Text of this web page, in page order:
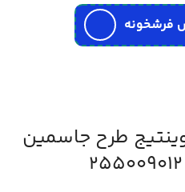
فرشخونه
طرح جاسمین